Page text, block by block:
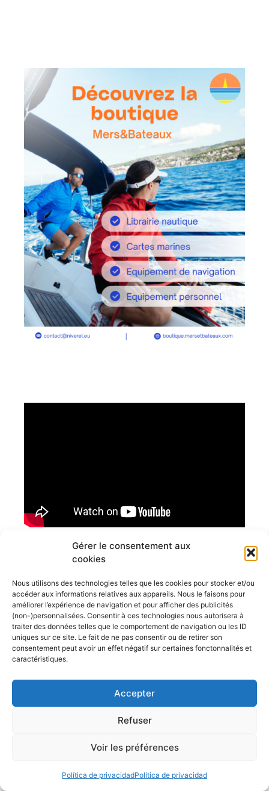
Gérer le consentement aux
cookies
Nous utilisons des technologies telles que les cookies pour stocker et/ou
accéder aux informations relatives aux appareils. Nous le faisons pour
améliorer l’expérience de navigation et pour afficher des publicités
(non-)personnalisées. Consentir à ces technologies nous autorisera à
traiter des données telles que le comportement de navigation ou les ID
uniques sur ce site. Le fait de ne pas consentir ou de retirer son
consentement peut avoir un effet négatif sur certaines fonctonnalités et
caractéristiques.
Accepter
Refuser
Voir les préférences
Política de privacidadPolítica de privacidad
Dernières annonces bateaux
Doris 5,8m
6,000.00€
Bateau à voile Tes 678 BT
La Roche Bernard
Vente voilier Jeanneau Symphonie
La Rochelle
19,000.00€